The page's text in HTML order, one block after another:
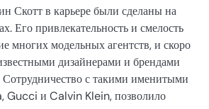
Скотт в карьере были сделаны на
Его привлекательность и смелость
многих модельных агентств, и скоро
дизайнерами и брендами
с такими именитыми
Gucci и Calvin Klein, позволило